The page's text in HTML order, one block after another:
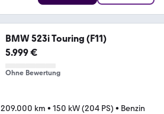
BMW 523i Touring (F11)
5.999 €
Ohne Bewertung
209.000 km • 150 kW (204 PS) • Benzin